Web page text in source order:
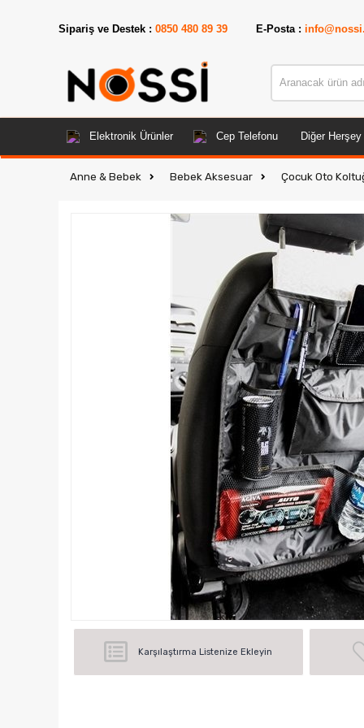
Sipariş ve Destek : 0850 480 89 39 E-Posta :
Elektronik Ürünler Cep Telefonu Diğer Herşey
Anne & Bebek Bebek Aksesuar Çocuk Oto
Karşılaştırma Listenize Ekleyin